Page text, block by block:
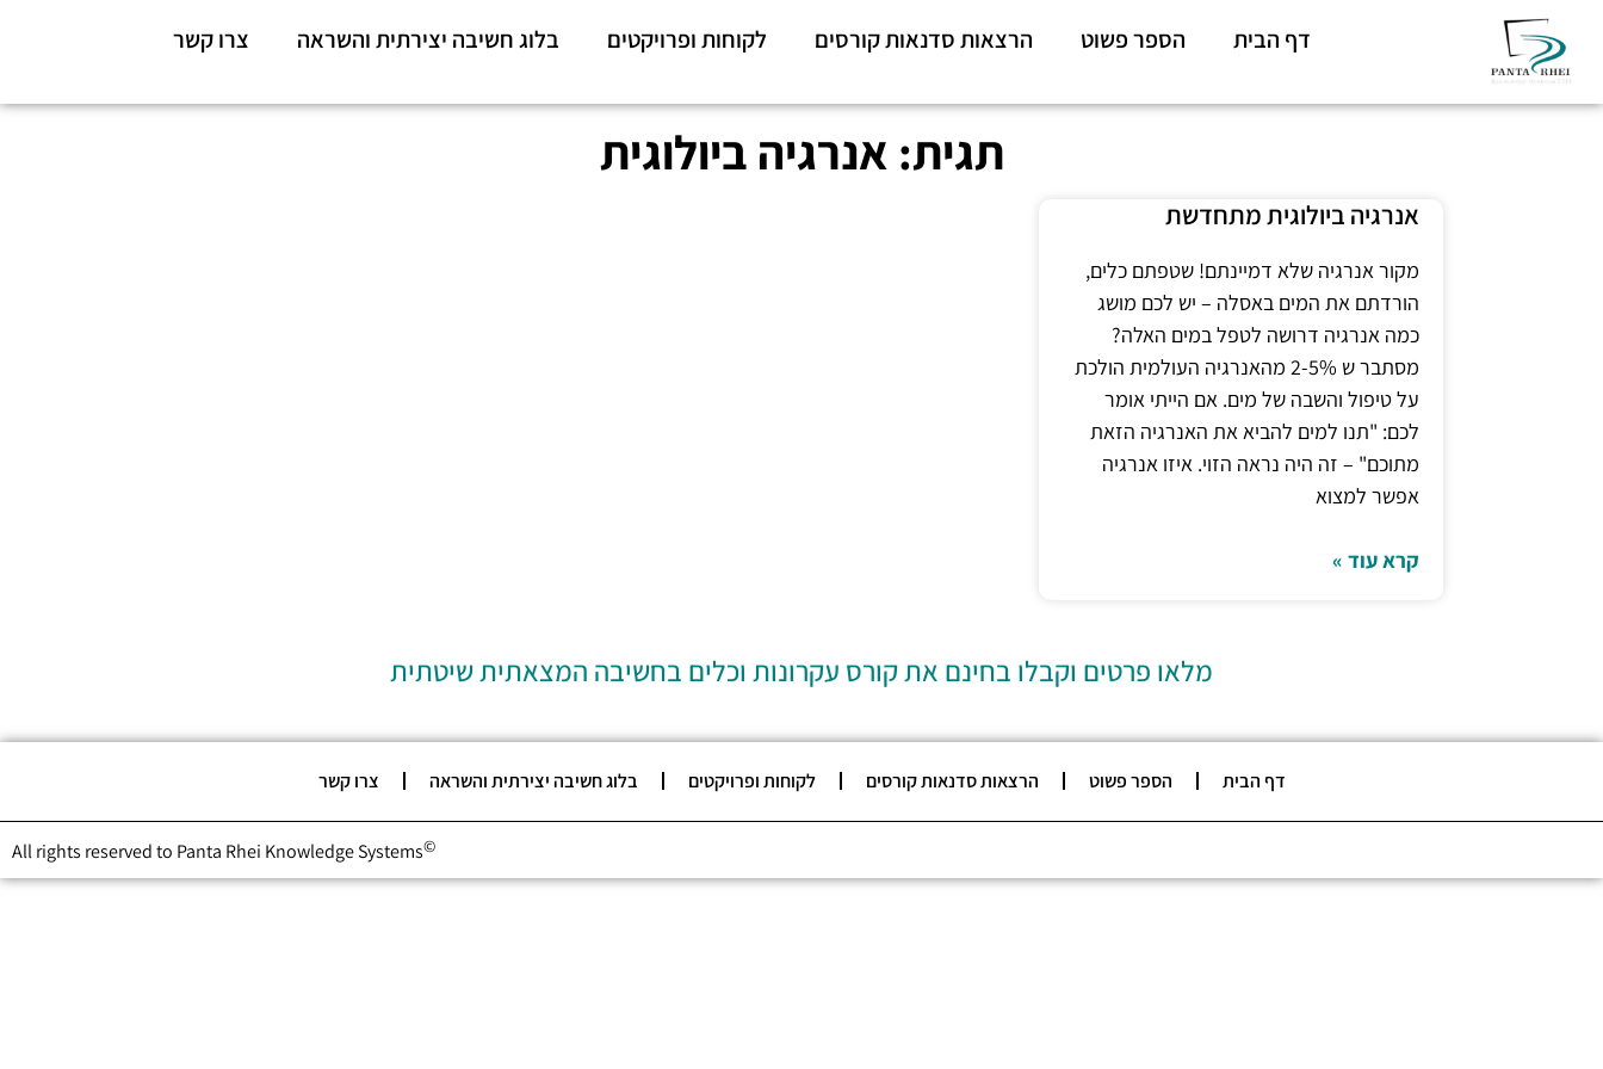
דף הבית הספר פשוט הרצאות סדנאות קורסים לקוחות ופרויקטים בלוג חשיבה יצירתית והשראה צרו קשר
תגית: אנרגיה ביולוגית
אנרגיה ביולוגית מתחדשת
מקור אנרגיה שלא דמיינתם! שטפתם כלים,
הורדתם את המים באסלה – יש לכם מושג
כמה אנרגיה דרושה לטפל במים האלה?
מסתבר ש 2-5% מהאנרגיה העולמית הולכת
על טיפול והשבה של מים. אם הייתי אומר
לכם: "תנו למים להביא את האנרגיה הזאת
מתוכם" – זה היה נראה הזוי. איזו אנרגיה
אפשר למצוא
קרא עוד »
מלאו פרטים וקבלו בחינם את קורס עקרונות וכלים בחשיבה המצאתית שיטתית
דף הבית הספר פשוט הרצאות סדנאות קורסים לקוחות ופרויקטים בלוג חשיבה יצירתית והשראה צרו קשר
All rights reserved to Panta Rhei Knowledge Systems©